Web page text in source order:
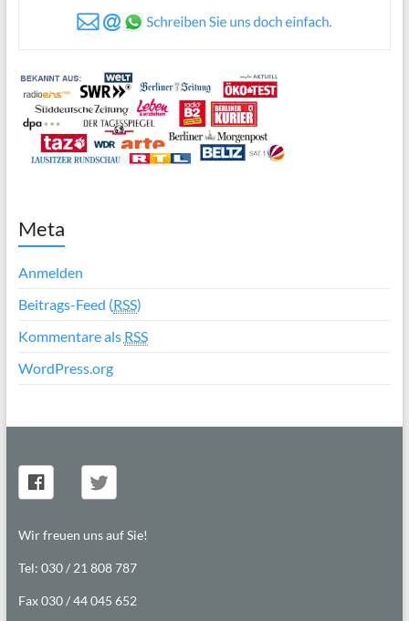
Meta
Anmelden
Beitrags-Feed (RSS)
Kommentare als RSS
WordPress.org
Wir freuen uns auf Sie!
Tel: 030 / 21 808 787
Fax 030 / 44 045 652